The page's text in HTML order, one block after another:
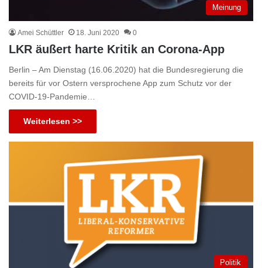
Meinung
Amei Schüttler 18. Juni 2020 0
LKR äußert harte Kritik an Corona-App
Berlin – Am Dienstag (16.06.2020) hat die Bundesregierung die
bereits für vor Ostern versprochene App zum Schutz vor der
COVID-19-Pandemie…
Weiterlesen >>
Politik